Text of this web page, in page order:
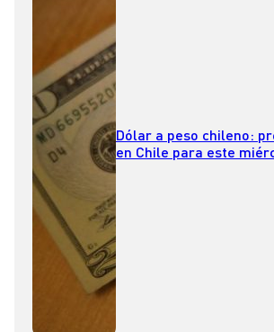
Dólar a peso chileno:
en Chile para este